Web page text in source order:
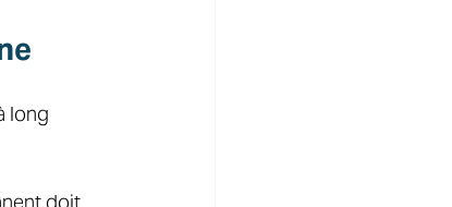
long
doit